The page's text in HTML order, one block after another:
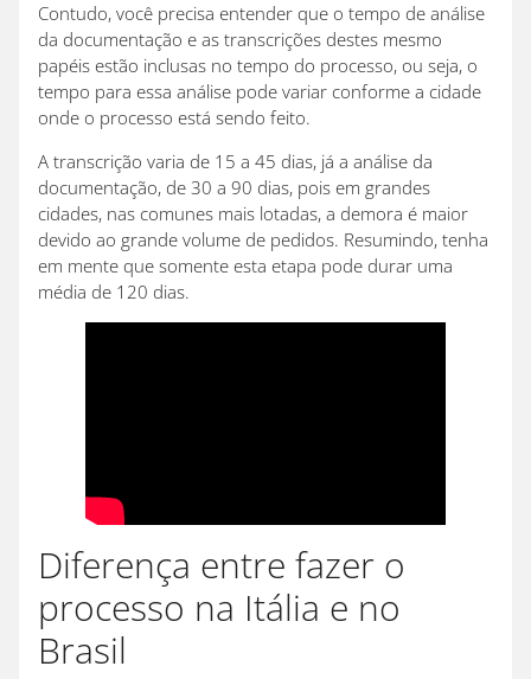
Contudo, você precisa entender que o tempo de análise
da documentação e as transcrições destes mesmo
papéis estão inclusas no tempo do processo, ou seja, o
tempo para essa análise pode variar conforme a cidade
onde o processo está sendo feito.
A transcrição varia de 15 a 45 dias, já a análise da
documentação, de 30 a 90 dias, pois em grandes
cidades, nas comunes mais lotadas, a demora é maior
devido ao grande volume de pedidos. Resumindo, tenha
em mente que somente esta etapa pode durar uma
média de 120 dias.
Diferença entre fazer o
processo na Itália e no
Brasil